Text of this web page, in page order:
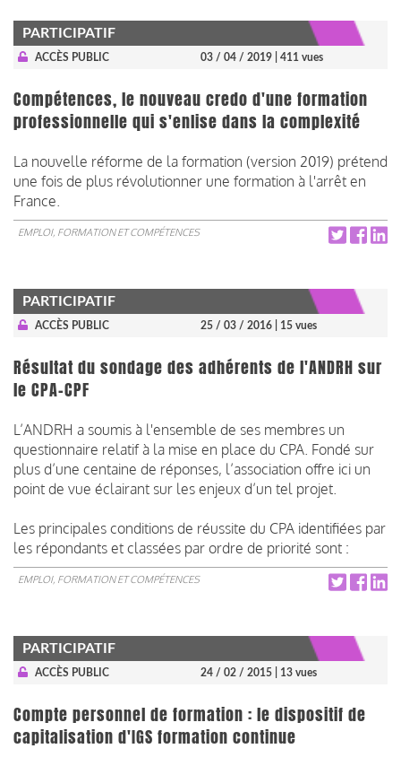
PARTICIPATIF
ACCÈS PUBLIC 03 / 04 / 2019 | 411 vues
Compétences, le nouveau credo d'une formation
professionnelle qui s'enlise dans la complexité
La nouvelle réforme de la formation (version 2019) prétend
une fois de plus révolutionner une formation à l'arrêt en
France.
EMPLOI, FORMATION ET COMPÉTENCES
PARTICIPATIF
ACCÈS PUBLIC 25 / 03 / 2016 | 15 vues
Résultat du sondage des adhérents de l'ANDRH sur
le CPA-CPF
L’ANDRH a soumis à l'ensemble de ses membres un
questionnaire relatif à la mise en place du CPA. Fondé sur
plus d’une centaine de réponses, l’association offre ici un
point de vue éclairant sur les enjeux d’un tel projet.
Les principales conditions de réussite du CPA identifiées par
les répondants et classées par ordre de priorité sont :
EMPLOI, FORMATION ET COMPÉTENCES
PARTICIPATIF
ACCÈS PUBLIC 24 / 02 / 2015 | 13 vues
Compte personnel de formation : le dispositif de
capitalisation d'IGS formation continue